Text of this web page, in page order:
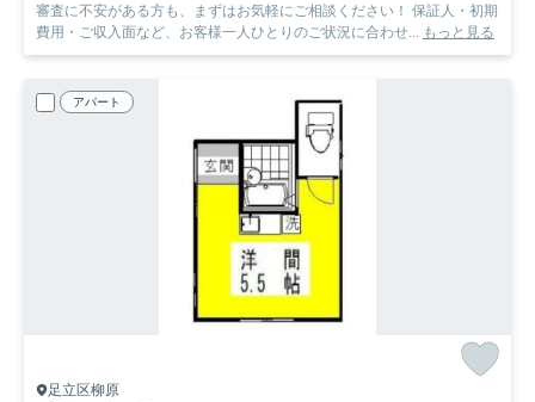
審査に不安がある方も、まずはお気軽にご相談ください！ 保証人・初期
費用・ご収入面など、お客様一人ひとりのご状況に合わせ... もっと見る
アパート
足立区柳原